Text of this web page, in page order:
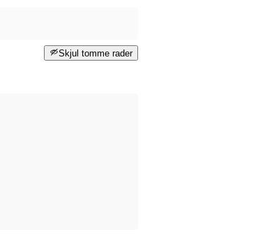
Skjul tomme rader